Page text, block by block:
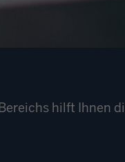
hilft Ihnen